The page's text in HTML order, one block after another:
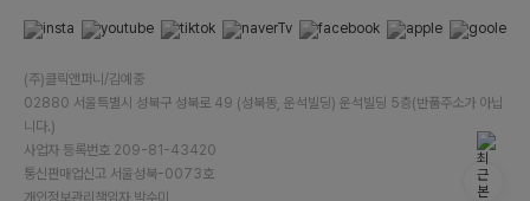
(주)클릭앤퍼니/김예중
02880 서울특별시 성북구 성북로 49 (성북동, 운석빌딩) 운석빌딩 5층(반품주소가 아닙
니다.)
사업자 등록번호 209-81-43420
통신판매업신고 서울성북-0073호
개인정보관리책임자 박수미